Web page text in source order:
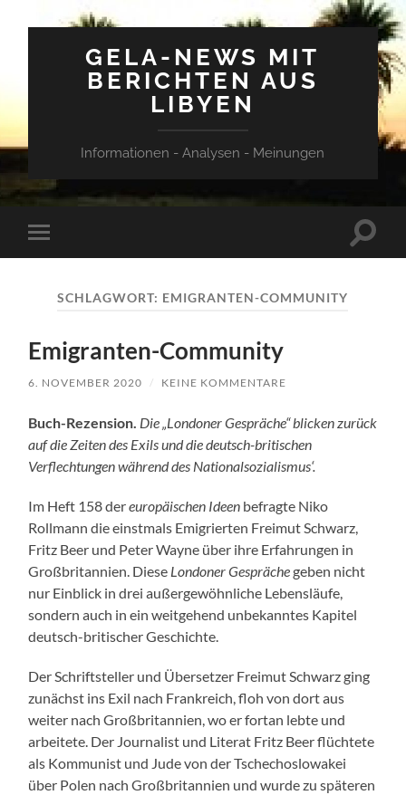
GELA-NEWS MIT
BERICHTEN AUS
LIBYEN
Informationen - Analysen - Meinungen
Mobile-
Menü
SCHLAGWORT: EMIGRANTEN-COMMUNITY
Emigranten-Community
6. NOVEMBER 2020 / KEINE KOMMENTARE
Buch-Rezension. Die „Londoner Gespräche“ blicken zurück
auf die Zeiten des Exils und die deutsch-britischen
Verflechtungen während des Nationalsozialismus‘.
Im Heft 158 dereuropäischen Ideen befragte Niko
Rollmann die einstmals Emigrierten Freimut Schwarz,
Fritz Beer und Peter Wayne über ihre Erfahrungen in
Großbritannien. Diese Londoner Gesprächegeben nicht
nur Einblick in drei außergewöhnliche Lebensläufe,
sondern auch in ein weitgehend unbekanntes Kapitel
deutsch-britischer Geschichte.
Der Schriftsteller und Übersetzer Freimut Schwarz ging
zunächst ins Exil nach Frankreich, floh von dort aus
weiter nach Großbritannien, wo er fortan lebte und
arbeitete. Der Journalist und Literat Fritz Beer flüchtete
als Kommunist und Jude von der Tschechoslowakei
über Polen nach Großbritannien und wurde zu späteren